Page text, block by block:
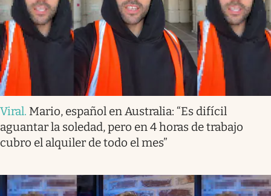
Viral. Mario, español en Australia: “Es difícil
aguantar la soledad, pero en 4 horas de trabajo
cubro el alquiler de todo el mes”